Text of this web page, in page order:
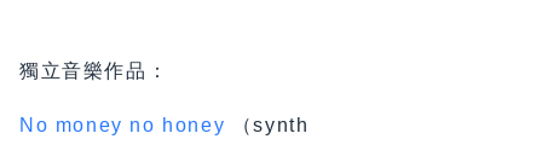
獨立音樂作品：
No money no honey （synth